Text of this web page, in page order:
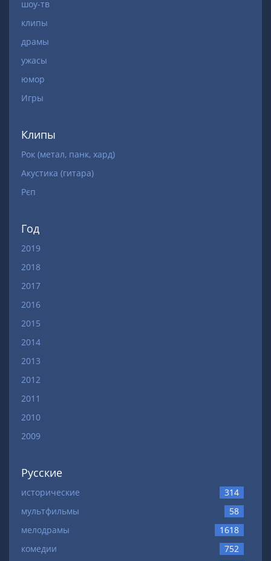
шоу-тв
клипы
драмы
ужасы
юмор
Игры
Клипы
Рок (метал, панк, хард)
Акустика (гитара)
Рєп
Год
2019
2018
2017
2016
2015
2014
2013
2012
2011
2010
2009
Русские
исторические
314
мультфильмы
58
мелодрамы
1618
комедии
752